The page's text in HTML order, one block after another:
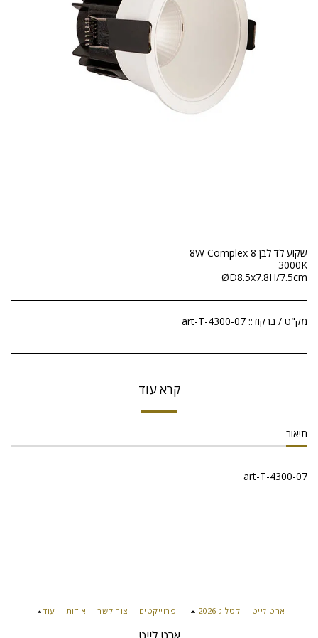
ØD8.5x7.8H/7.5cm
מק"ט / ברקוד:: art-T-4300-07
קרא עוד
תיאור
art-T-4300-07
ארט לייט קטלוג 2026 פרוייקטים צור קשר אודות עוד